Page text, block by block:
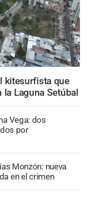
kitesurfista que
la Laguna Setúbal
Vega: dos
por
Monzón: nueva
en el crimen